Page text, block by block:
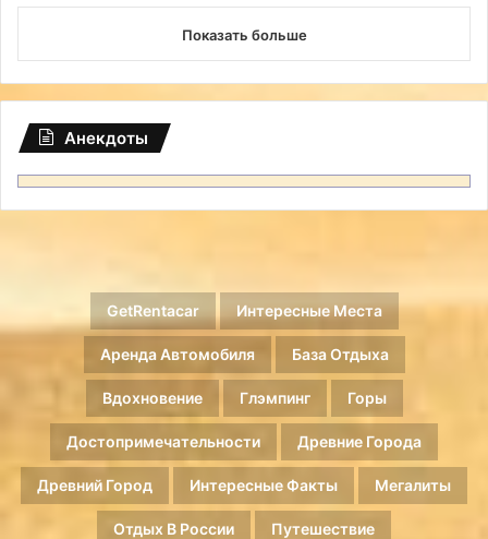
Показать больше
Анекдоты
GetRentacar Интересные Места
Аренда Автомобиля База Отдыха
Вдохновение Глэмпинг Горы
Достопримечательности Древние Города
Древний Город Интересные Факты Мегалиты
Отдых В России Путешествие